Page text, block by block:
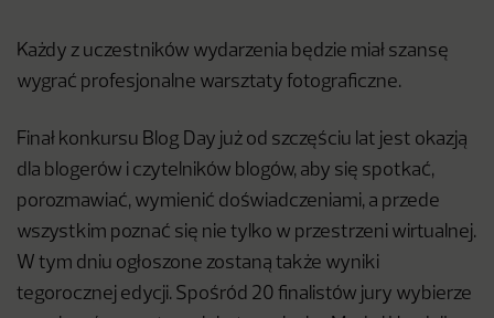
Każdy z uczestników wydarzenia będzie miał szansę
wygrać profesjonalne warsztaty fotograficzne.
Finał konkursu Blog Day już od szczęściu lat jest okazją
dla blogerów i czytelników blogów, aby się spotkać,
porozmawiać, wymienić doświadczeniami, a przede
wszystkim poznać się nie tylko w przestrzeni wirtualnej.
W tym dniu ogłoszone zostaną także wyniki
tegorocznej edycji. Spośród 20 finalistów jury wybierze